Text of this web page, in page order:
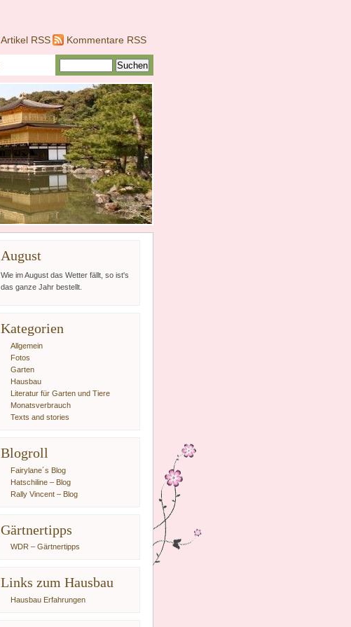
Artikel RSS Kommentare RSS
August
Wie im August das Wetter fällt, so ist's
das ganze Jahr bestellt.
Kategorien
Allgemein
Fotos
Garten
Hausbau
Literatur für Garten und Tiere
Monatsverbrauch
Texts and stories
Blogroll
Fairylane´s Blog
Hatschiline – Blog
Rally Vincent – Blog
Gärtnertipps
WDR – Gärtnertipps
Links zum Hausbau
Hausbau Erfahrungen